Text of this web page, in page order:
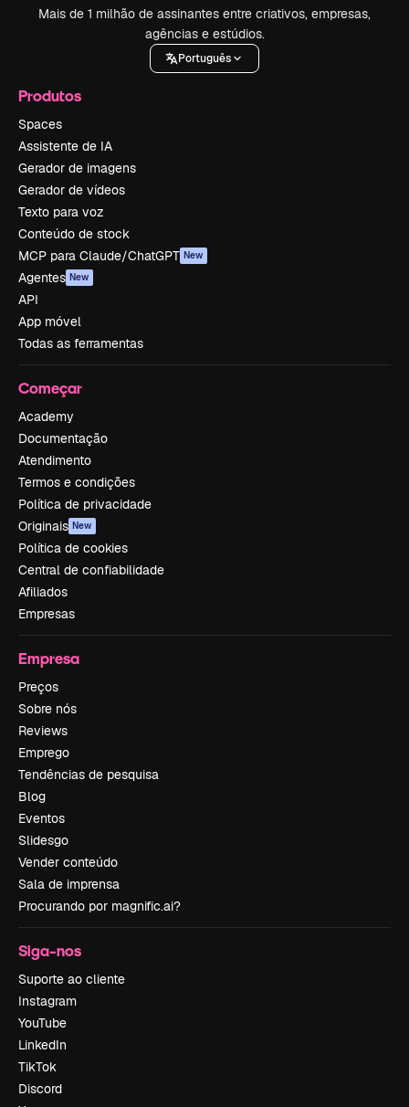
Mais de 1 milhão de assinantes entre criativos, empresas,
agências e estúdios.
Português
Produtos
Spaces
Assistente de IA
Gerador de imagens
Gerador de vídeos
Texto para voz
Conteúdo de stock
MCP para Claude/ChatGPT New
Agentes New
API
App móvel
Todas as ferramentas
Começar
Academy
Documentação
Atendimento
Termos e condições
Política de privacidade
Originais New
Política de cookies
Central de confiabilidade
Afiliados
Empresas
Empresa
Preços
Sobre nós
Reviews
Emprego
Tendências de pesquisa
Blog
Eventos
Slidesgo
Vender conteúdo
Sala de imprensa
Procurando por magnific.ai?
Siga-nos
Suporte ao cliente
Instagram
YouTube
LinkedIn
TikTok
Discord